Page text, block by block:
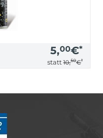
5,00€*
statt 10,50€*